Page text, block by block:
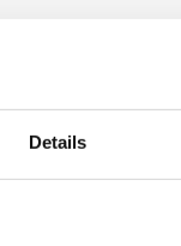
Details